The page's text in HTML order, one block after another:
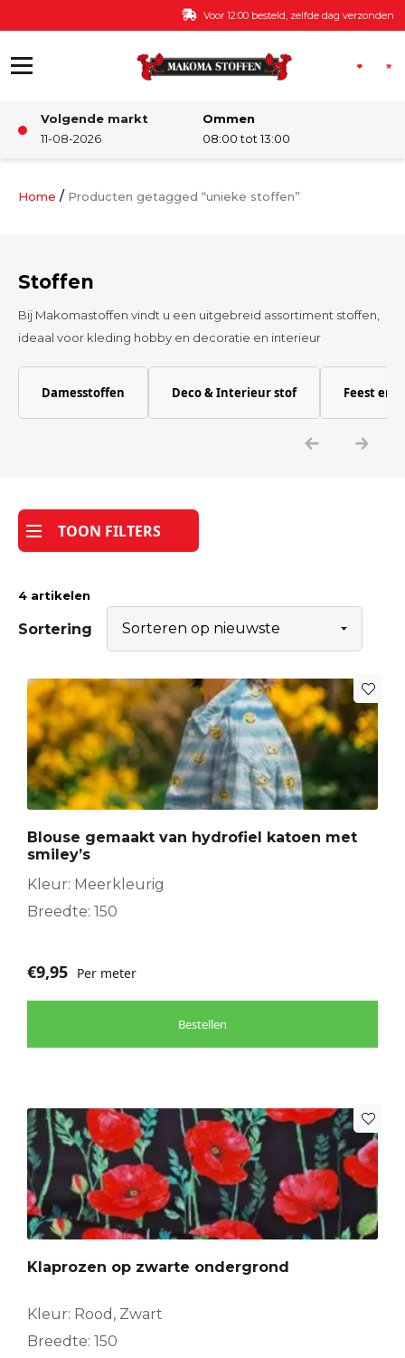
Voor 12:00 besteld, zelfde dag verzonden
Volgende markt
11-08-2026
Ommen
08:00 tot 13:00
Damesstoffen
Katoen
Tijdpakker stof
Home / Producten getagged “unieke stoffen”
Stoffen
Bij Makomastoffen vindt u een uitgebreid assortiment stoffen,
ideaal voor kleding hobby en decoratie en interieur
Damesstoffen Deco & Interieur stof Feest en
TOON FILTERS
4 artikelen
Sortering
Blouse gemaakt van hydrofiel katoen met
smiley’s
Kleur: Meerkleurig
Breedte: 150
€9,95 Per meter
Bestellen
Klaprozen op zwarte ondergrond
Kleur: Rood, Zwart
Breedte: 150